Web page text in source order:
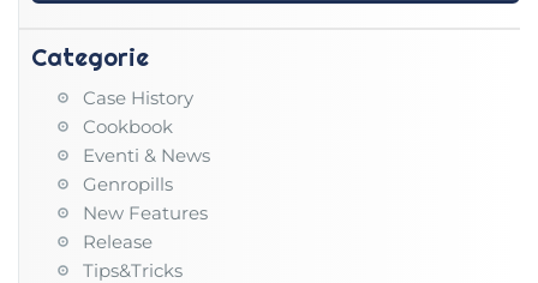
Categorie
Case History
Cookbook
Eventi & News
Genropills
New Features
Release
Tips&Tricks